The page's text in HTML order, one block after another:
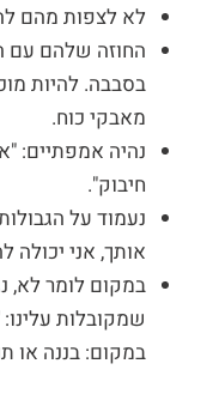
לא לצפות מהם
החוזה שלהם עם
בסבבה. להיות
מאבקי כוח.
נהיה אמפתיים:
חיבוק".
נעמוד על
אותך, אני יכולה
במקום לומר לא,
שמקובלות
במקום: בננה או